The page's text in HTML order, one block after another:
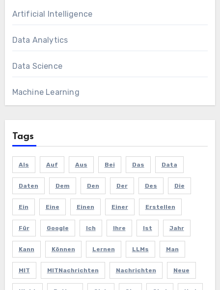
Artificial Intelligence
Data Analytics
Data Science
Machine Learning
Tags
Als Auf Aus Bei Das Data
Daten Dem Den Der Des Die
Ein Eine Einen Einer Erstellen
Für Google Ich Ihre Ist Jahr
Kann Können Lernen LLMs Man
MIT MITNachrichten Nachrichten Neue